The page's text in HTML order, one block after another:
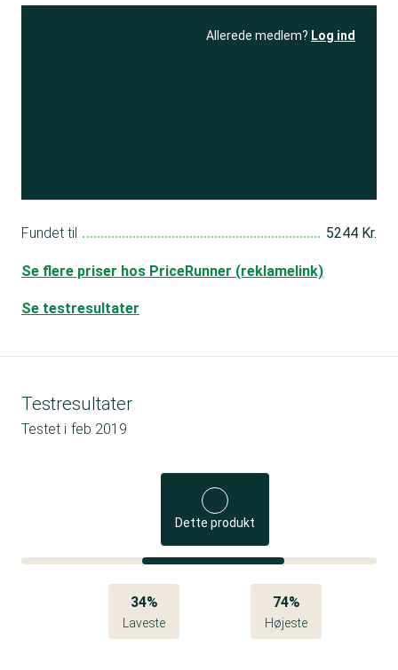
Allerede medlem? Log ind
Fundet til 5244 Kr.
Se flere priser hos PriceRunner (reklamelink)
Se testresultater
Testresultater
Testet i feb 2019
Dette produkt
34%
Laveste
74%
Højeste